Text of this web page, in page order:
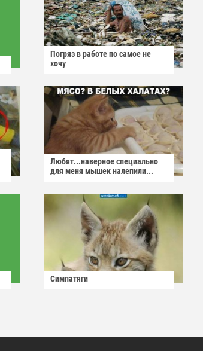
Погряз в работе по самое не
хочу
Любят...наверное специально
для меня мышек налепили...
Симпатяги